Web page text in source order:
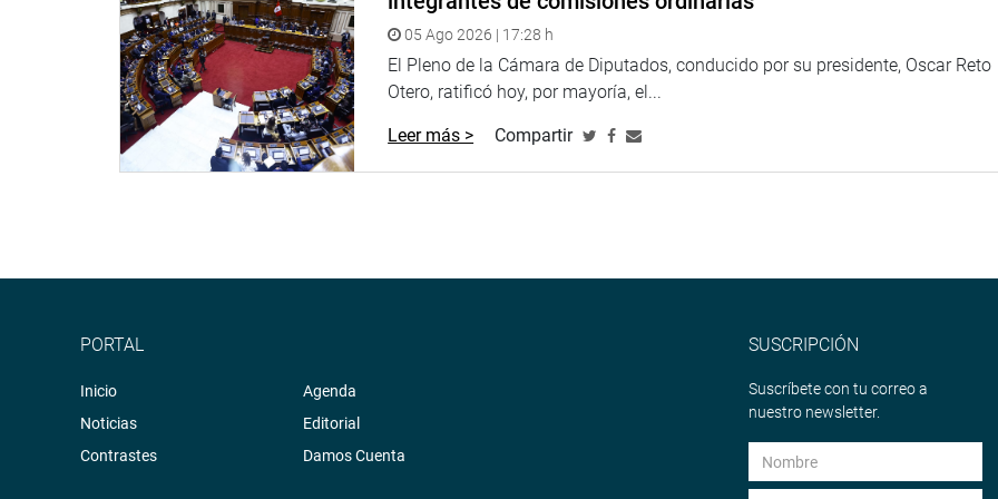
OFICINA DE COMUNICACIONES E IMAGEN INSTITUCIONAL
05 Ago 2026 | 17:28 h
El Pleno de la Cámara de Diputados, conducido por su presidente, Oscar Reto
Otero, ratificó hoy, por mayoría, el...
Leer más > Compartir
PORTAL
Inicio
Noticias
Contrastes
Agenda
Editorial
Damos Cuenta
SUSCRIPCIÓN
Suscríbete con tu correo a
nuestro newsletter.